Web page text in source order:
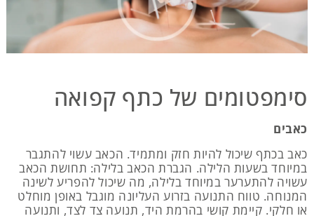
סימפטומים של כתף קפואה
כאבים
כאב בכתף שיכול להיות חזק ומתמיד. הכאב עשוי להתגבר
במיוחד בשעות הלילה. הגברת הכאב בלילה: תחושת הכאב
עשויה להתערער במיוחד בלילה, מה שיכול להפריע לשינה
המנוחה. טווח התנועה בזרוע העליונה מוגבל באופן מוחלט
או חלקי. קיימת קושי בהרמת היד, תנועה צד לצד, ותנועה